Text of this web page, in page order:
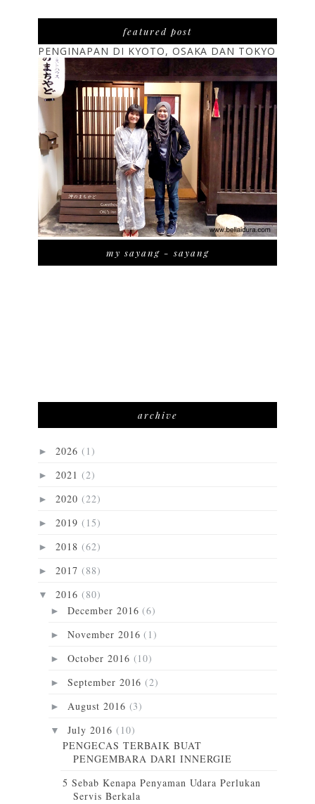
featured post
PENGINAPAN DI KYOTO, OSAKA DAN TOKYO
my sayang - sayang
archive
► 2026 (1)
► 2021 (2)
► 2020 (22)
► 2019 (15)
► 2018 (62)
► 2017 (88)
▼ 2016 (80)
► December 2016(6)
► November 2016(1)
► October 2016 (10)
► September 2016(2)
► August 2016 (3)
▼ July 2016 (10)
PENGECAS TERBAIK BUAT
PENGEMBARA DARI INNERGIE
5 Sebab Kenapa Penyaman Udara Perlukan
Servis Berkala